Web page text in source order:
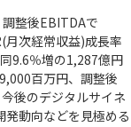
整後EBITDAで
次経常収益)成長率
9.6％増の1,287億円
百万円、調整後
後のデジタルサイネ
動向などを見極める